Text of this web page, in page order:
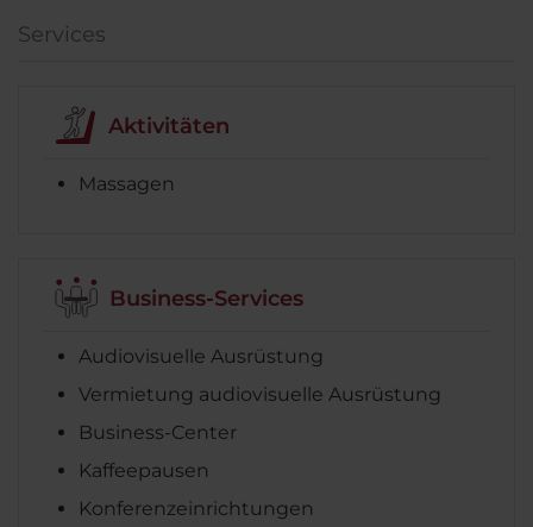
Services
Aktivitäten
Massagen
Business-Services
Audiovisuelle Ausrüstung
Vermietung audiovisuelle Ausrüstung
Business-Center
Kaffeepausen
Konferenzeinrichtungen